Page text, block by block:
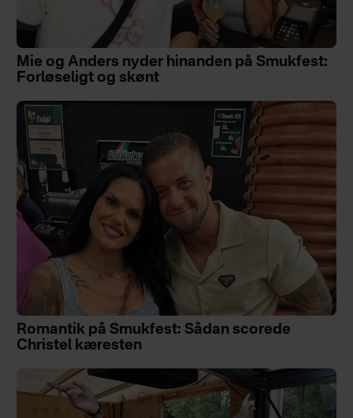
Mie og Anders nyder hinanden på Smukfest:
Forløseligt og skønt
Romantik på Smukfest: Sådan scorede
Christel kæresten